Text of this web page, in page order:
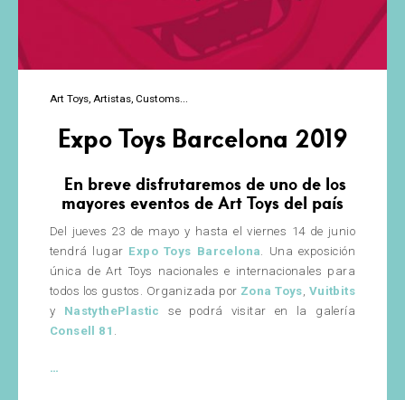
Art Toys Artistas Customs
Expo Toys Barcelona 2019
En breve disfrutaremos de uno de los
mayores eventos de Art Toys del país
Del jueves 23 de mayo y hasta el viernes 14 de junio
tendrá lugar Expo Toys Barcelona. Una exposición
única de Art Toys nacionales e internacionales para
todos los gustos. Organizada por Zona Toys, Vuitbits
y NastythePlastic
se podrá visitar en la galería
Consell 81 .
…